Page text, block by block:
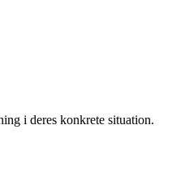
i deres konkrete situation.